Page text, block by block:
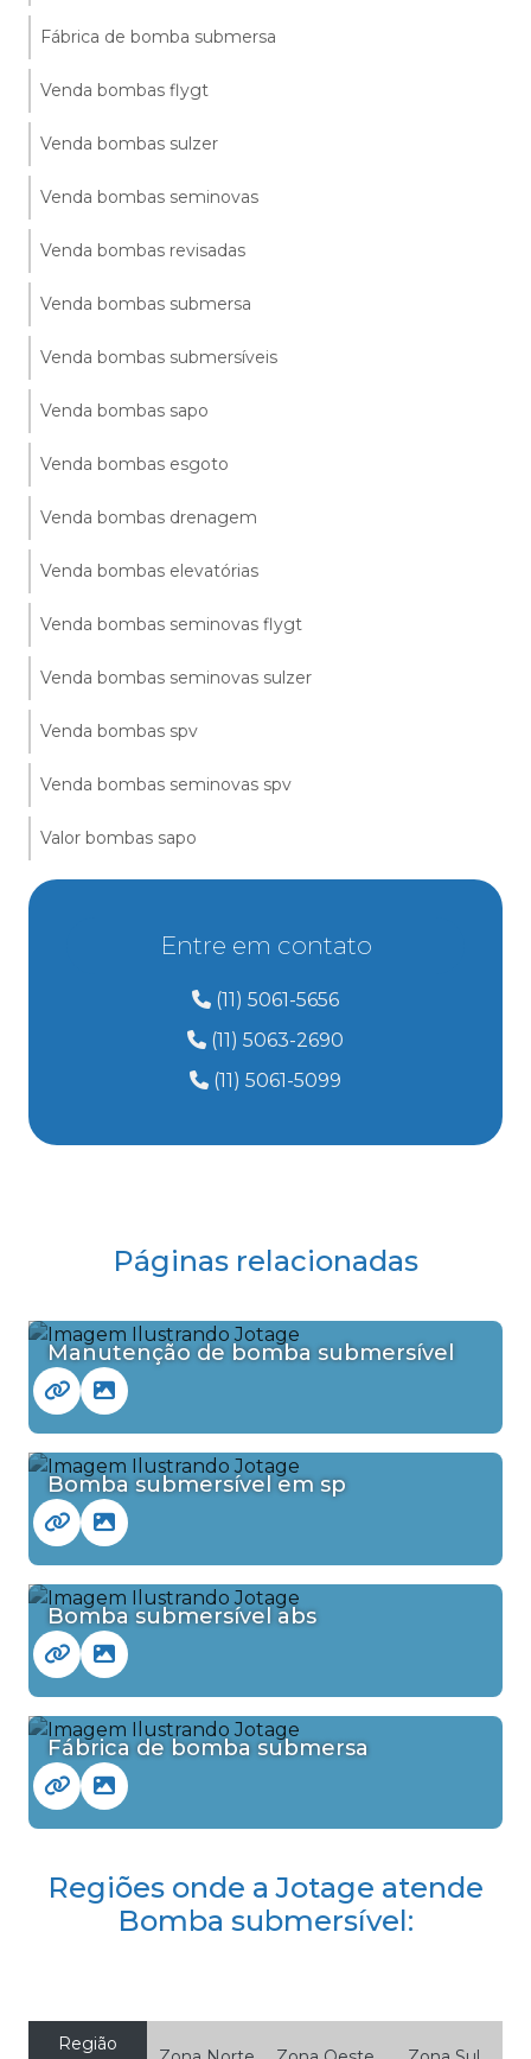
Fábrica de bomba submersa
Venda bombas flygt
Venda bombas sulzer
Venda bombas seminovas
Venda bombas revisadas
Venda bombas submersa
Venda bombas submersíveis
Venda bombas sapo
Venda bombas esgoto
Venda bombas drenagem
Venda bombas elevatórias
Venda bombas seminovas flygt
Venda bombas seminovas sulzer
Venda bombas spv
Venda bombas seminovas spv
Valor bombas sapo
Entre em contato
(11) 5061-5656
(11) 5063-2690
(11) 5061-5099
Páginas relacionadas
Manutenção de bomba submersível
Bomba submersível em sp
Bomba submersível abs
Fábrica de bomba submersa
Regiões onde a Jotage atende
Bomba submersível:
Região